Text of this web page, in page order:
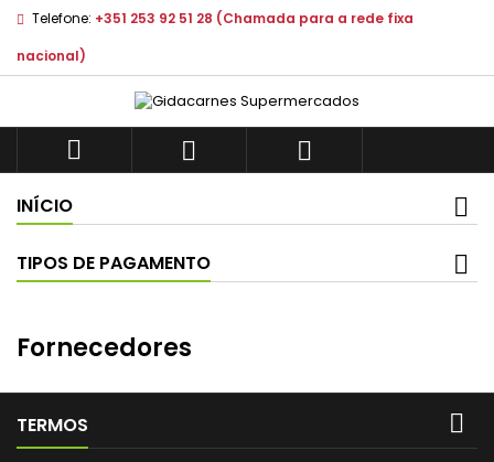
Telefone: +351 253 92 51 28 (Chamada para a rede fixa
nacional)
  
INÍCIO
TIPOS DE PAGAMENTO
Fornecedores
TERMOS 